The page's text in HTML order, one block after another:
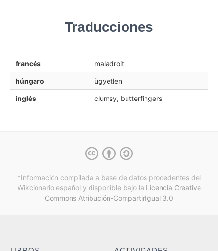
Traducciones
francés maladroit
húngaro ügyetlen
inglés clumsy, butterfingers
*Información compilada a base de datos procedentes del
Wikcionario español y disponible bajo la Licencia Creative
Commons Atribución-CompartirIgual 3.0